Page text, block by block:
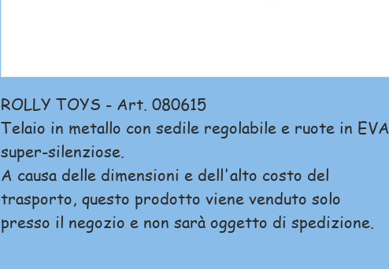
ROLLY TOYS - Art. 080615
Telaio in metallo con sedile regolabile e ruote in EVA
super-silenziose.
A causa delle dimensioni e dell'alto costo del
trasporto, questo prodotto viene venduto solo
presso il negozio e non sarà oggetto di spedizione.